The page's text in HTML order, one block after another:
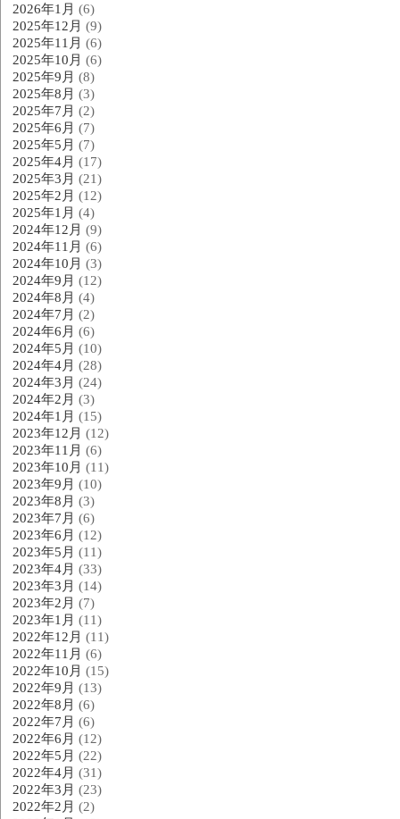
2026年1月 (6)
2025年12月 (9)
2025年11月 (6)
2025年10月 (6)
2025年9月 (8)
2025年8月 (3)
2025年7月 (2)
2025年6月 (7)
2025年5月 (7)
2025年4月 (17)
2025年3月 (21)
2025年2月 (12)
2025年1月 (4)
2024年12月 (9)
2024年11月 (6)
2024年10月 (3)
2024年9月 (12)
2024年8月 (4)
2024年7月 (2)
2024年6月 (6)
2024年5月 (10)
2024年4月 (28)
2024年3月 (24)
2024年2月 (3)
2024年1月 (15)
2023年12月 (12)
2023年11月 (6)
2023年10月 (11)
2023年9月 (10)
2023年8月 (3)
2023年7月 (6)
2023年6月 (12)
2023年5月 (11)
2023年4月 (33)
2023年3月 (14)
2023年2月 (7)
2023年1月 (11)
2022年12月 (11)
2022年11月 (6)
2022年10月 (15)
2022年9月 (13)
2022年8月 (6)
2022年7月 (6)
2022年6月 (12)
2022年5月 (22)
2022年4月 (31)
2022年3月 (23)
2022年2月 (2)